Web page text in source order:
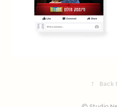
↑ Back